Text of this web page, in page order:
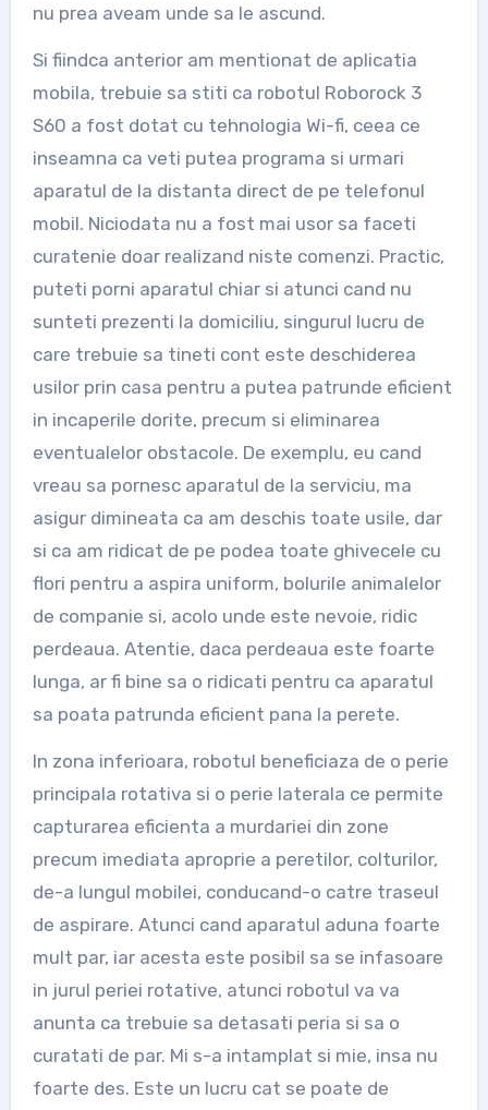
nu prea aveam unde sa le ascund.
Si fiindca anterior am mentionat de aplicatia
mobila, trebuie sa stiti ca robotul Roborock 3
S60 a fost dotat cu tehnologia Wi-fi, ceea ce
inseamna ca veti putea programa si urmari
aparatul de la distanta direct de pe telefonul
mobil. Niciodata nu a fost mai usor sa faceti
curatenie doar realizand niste comenzi. Practic,
puteti porni aparatul chiar si atunci cand nu
sunteti prezenti la domiciliu, singurul lucru de
care trebuie sa tineti cont este deschiderea
usilor prin casa pentru a putea patrunde eficient
in incaperile dorite, precum si eliminarea
eventualelor obstacole. De exemplu, eu cand
vreau sa pornesc aparatul de la serviciu, ma
asigur dimineata ca am deschis toate usile, dar
si ca am ridicat de pe podea toate ghivecele cu
flori pentru a aspira uniform, bolurile animalelor
de companie si, acolo unde este nevoie, ridic
perdeaua. Atentie, daca perdeaua este foarte
lunga, ar fi bine sa o ridicati pentru ca aparatul
sa poata patrunda eficient pana la perete.
In zona inferioara, robotul beneficiaza de o perie
principala rotativa si o perie laterala ce permite
capturarea eficienta a murdariei din zone
precum imediata aproprie a peretilor, colturilor,
de-a lungul mobilei, conducand-o catre traseul
de aspirare. Atunci cand aparatul aduna foarte
mult par, iar acesta este posibil sa se infasoare
in jurul periei rotative, atunci robotul va va
anunta ca trebuie sa detasati peria si sa o
curatati de par. Mi s-a intamplat si mie, insa nu
foarte des. Este un lucru cat se poate de